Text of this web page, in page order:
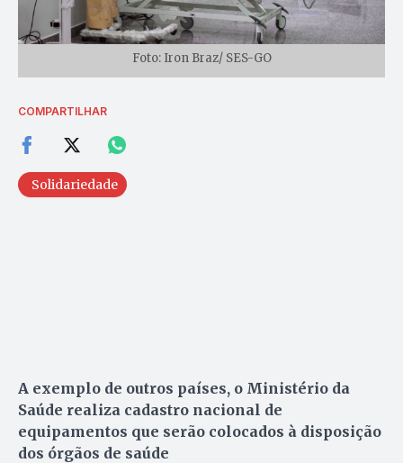
Foto: Iron Braz/ SES-GO
COMPARTILHAR
Solidariedade
A exemplo de outros países, o Ministério da
Saúde realiza cadastro nacional de
equipamentos que serão colocados à disposição
dos órgãos de saúde